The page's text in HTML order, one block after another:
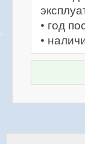
• год
•